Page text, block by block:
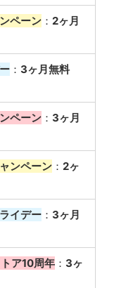
ペーン ： 2ヶ月
： 3ヶ月無料
ペーン ： 3ヶ月
ンペーン ： 2ヶ
イデー ： 3ヶ月
ア10周年 ： 3ヶ